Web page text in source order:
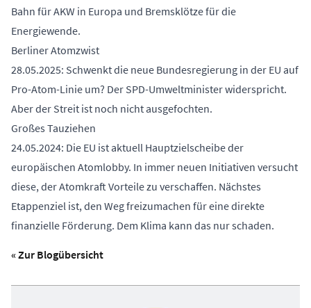
Bahn für AKW in Europa und Bremsklötze für die
Energiewende.
Berliner Atomzwist
28.05.2025: Schwenkt die neue Bundesregierung in der EU auf
Pro-Atom-Linie um? Der SPD-Umweltminister widerspricht.
Aber der Streit ist noch nicht ausgefochten.
Großes Tauziehen
24.05.2024: Die EU ist aktuell Hauptzielscheibe der
europäischen Atomlobby. In immer neuen Initiativen versucht
diese, der Atomkraft Vorteile zu verschaffen. Nächstes
Etappenziel ist, den Weg freizumachen für eine direkte
finanzielle Förderung. Dem Klima kann das nur schaden.
« Zur Blogübersicht